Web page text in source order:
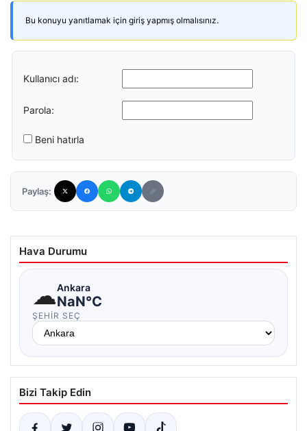
Bu konuyu yanıtlamak için giriş yapmış olmalısınız.
Kullanıcı adı:
Parola:
Beni hatırla
Paylaş:
Hava Durumu
☁Ankara
NaN°C
ŞEHIR SEÇ
Bizi Takip Edin